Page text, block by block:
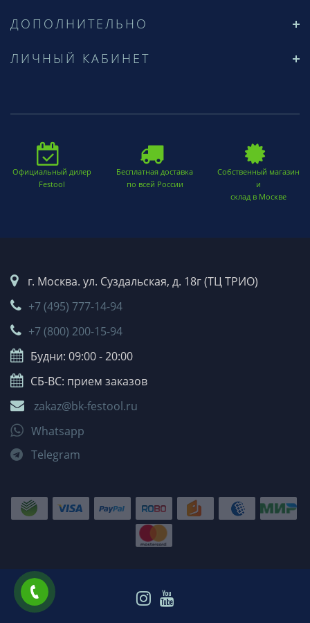
ДОПОЛНИТЕЛЬНО
ЛИЧНЫЙ КАБИНЕТ
Официальный дилер
Festool
Бесплатная доставка
по всей России
Собственный магазин
и
склад в Москве
г. Москва. ул. Суздальская, д. 18г (ТЦ ТРИО)
+7 (495) 777-14-94
+7 (800) 200-15-94
Будни: 09:00 - 20:00
СБ-ВС: прием заказов
zakaz@bk-festool.ru
Whatsapp
Telegram